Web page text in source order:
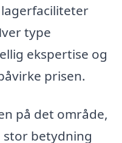
type
ekspertise og
prisen.
på det område,
stor betydning